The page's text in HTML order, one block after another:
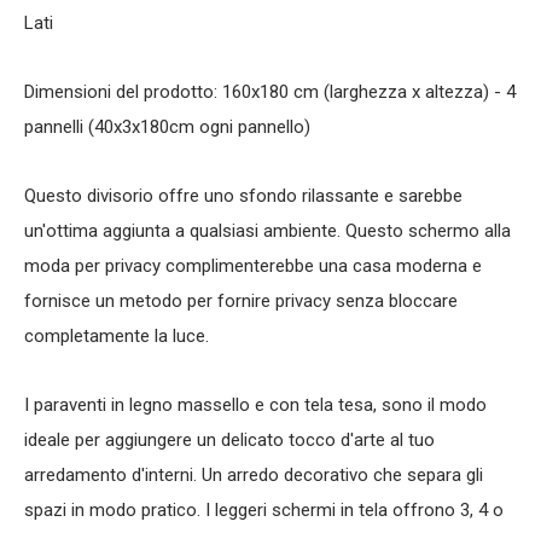
Lati
Dimensioni del prodotto: 160x180 cm (larghezza x altezza) - 4
pannelli (40x3x180cm ogni pannello)
Questo divisorio offre uno sfondo rilassante e sarebbe
un'ottima aggiunta a qualsiasi ambiente. Questo schermo alla
moda per privacy complimenterebbe una casa moderna e
fornisce un metodo per fornire privacy senza bloccare
completamente la luce.
I paraventi in legno massello e con tela tesa, sono il modo
ideale per aggiungere un delicato tocco d'arte al tuo
arredamento d'interni. Un arredo decorativo che separa gli
spazi in modo pratico. I leggeri schermi in tela offrono 3, 4 o